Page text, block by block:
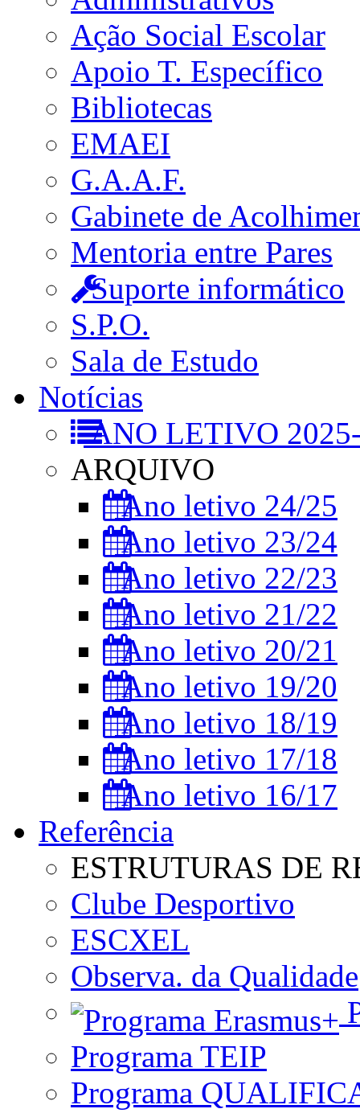
Ação Social Escolar
Apoio T. Específico
Bibliotecas
EMAEI
G.A.A.F.
Gabinete de
Mentoria entre Pares
Suporte informático
S.P.O.
Sala de Estudo
Notícias
ANO LETIVO
ARQUIVO
Ano letivo 24/25
Ano letivo 23/24
Ano letivo 22/23
Ano letivo 21/22
Ano letivo 20/21
Ano letivo 19/20
Ano letivo 18/19
Ano letivo 17/18
Ano letivo 16/17
Referência
ESTRUTURAS DE
Clube Desportivo
ESCXEL
Observa. da Qualidade
Programa TEIP
Programa